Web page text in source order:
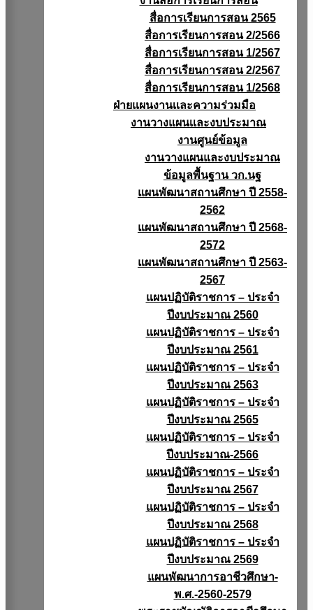
สื่อการเรียนการสอน 2565
สื่อการเรียนการสอน 2/2566
สื่อการเรียนการสอน 1/2567
สื่อการเรียนการสอน 2/2567
สื่อการเรียนการสอน 1/2568
ฝ่ายแผนงานเเละความร่วมมือ
งานวางแผนเเละงบประมาณ
งานศูนย์ข้อมูล
งานวางแผนและงบประมาณ
ข้อมูลพื้นฐาน วก.นฐ
แผนพัฒนาสถานศึกษา ปี 2558-
2562
แผนพัฒนาสถานศึกษา ปี 2568-
2572
แผนพัฒนาสถานศึกษา ปี 2563-
2567
แผนปฏิบัติราชการ – ประจำ
ปีงบประมาณ 2560
แผนปฏิบัติราชการ – ประจำ
ปีงบประมาณ 2561
แผนปฏิบัติราชการ – ประจำ
ปีงบประมาณ 2563
แผนปฏิบัติราชการ – ประจำ
ปีงบประมาณ 2565
แผนปฏิบัติราชการ – ประจำ
ปีงบประมาณ-2566
แผนปฏิบัติราชการ – ประจำ
ปีงบประมาณ 2567
แผนปฏิบัติราชการ – ประจำ
ปีงบประมาณ 2568
แผนปฏิบัติราชการ – ประจำ
ปีงบประมาณ 2569
แผนพัฒนาการอาชีวศึกษา-
พ.ศ.-2560-2579